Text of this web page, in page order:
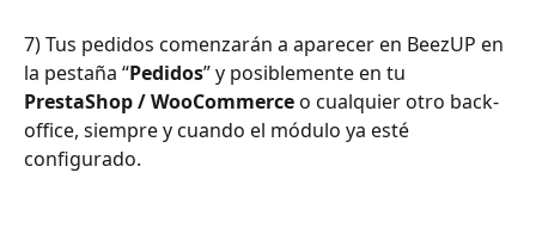
7) Tus pedidos comenzarán a aparecer en BeezUP en
la pestaña “Pedidos” y posiblemente en tu
PrestaShop / WooCommerce o cualquier otro back-
office, siempre y cuando el módulo ya esté
configurado.